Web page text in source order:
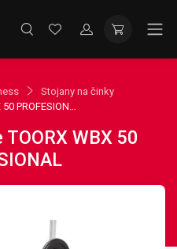
Stojany na činky
PROFESIONAL
WBX 50